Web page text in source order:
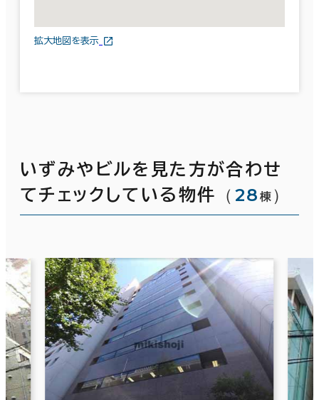
拡大地図を表示
いずみやビルを見た方が合わせ
てチェックしている物件
（ 28 棟 ）